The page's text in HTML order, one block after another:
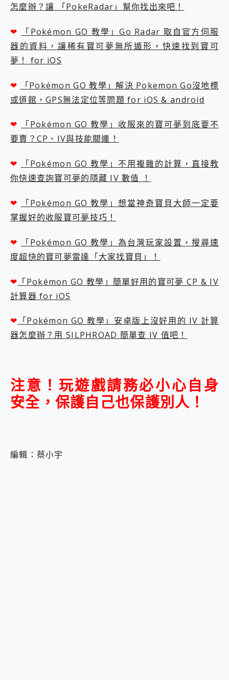
怎麼辦？讓 「PokeRadar」幫你找出來吧！
❤
「Pokémon GO 教學」Go Radar 取自官方伺服
器的資料，讓稀有寶可夢無所遁形，快速找到寶可
夢！ for iOS
❤
「Pokémon GO 教學」解決 Pokemon Go沒地標
或道館，GPS無法定位等問題 for iOS & android
❤
「Pokémon GO 教學」收服來的寶可夢到底要不
要賣？CP、IV與技能關連！
❤
「Pokémon GO 教學」不用複雜的計算，直接教
你快速查詢寶可夢的隱藏 IV 數值 ！
❤
「Pokémon GO 教學」想當神奇寶貝大師一定要
掌握好的收服寶可夢技巧！
❤
「Pokémon GO 教學」為台灣玩家設置，搜尋速
度超快的寶可夢雷達「大家找寶貝」！
❤ 「Pokémon GO 教學」簡單好用的寶可夢 CP & IV
計算器 for iOS
❤ 「Pokémon GO 教學」安卓版上沒好用的 IV 計算
器怎麼辦？用 SILPHROAD 簡單查 IV 值吧！
注意！玩遊戲請務必小心自身
安全，保護自己也保護別人！
編輯：蔡小宇